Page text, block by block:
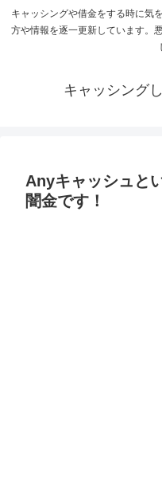
キャッシングや借金をする時に気
方や情報を逐一更新しています。
キャッシング
Anyキャッシュと
闇金です！